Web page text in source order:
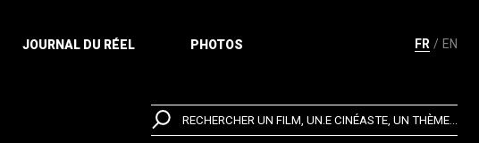
FR EN
JOURNAL DU RÉEL PHOTOS
RECHERCHER UN FILM, UN.E CINÉASTE, UN THÈME...